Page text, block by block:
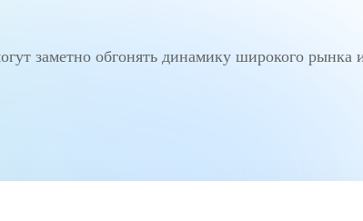
заметно обгонять динамику широкого рынка